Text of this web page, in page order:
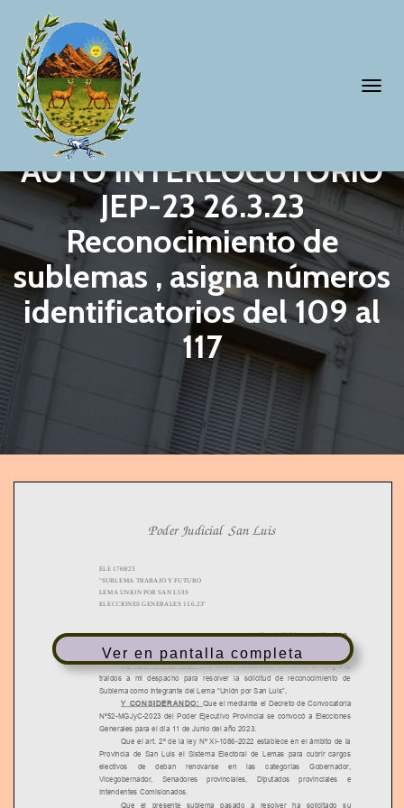
G
L
E
A
AUTO INTERLOCUTORIO
JEP-23 26.3.23
Reconocimiento de
sublemas , asigna números
identificatorios del 109 al
117
Ver en pantalla completa
Poder Judicial San Luis
ELE 1768/23
"SUBLEMA TRABAJO Y FUTURO
LEMA UNION POR SAN LUIS
ELECCIONES GENERALES 11.6.23"
AUTO IN TER L OC U TOR I O
San Luis, 26 de Marzo de 2023
AUTOS Y VISTOS:
Los autos caratulados conforme al epígrafe
traídos a mi despacho para resolver la solicitud de reconocimiento de
Sublema como integrante del Lema “Unión por San Luis”,
Y C ON SIDER AN D O:
Que el mediante el Decreto de Convocatoria
Nº52-MGJyC-2023 del Poder Ejecutivo Provincial se convocó a Elecciones
Generales para el día 11 de Junio del año 2023.
Que el art. 2º de la ley Nº XI-1086-2022 establece en el ámbito de la
Provincia de San Luis el Sistema Electoral de Lemas para cubrir cargos
electivos de deban renovarse en las categorías Gobernador,
Vicegobernador, Senadores provinciales, Diputados provinciales e
Intendentes Comisionados.
Que el presente sublema pasado a resolver ha solicitado su